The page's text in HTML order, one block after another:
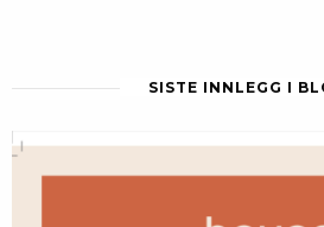
SISTE INNLEGG I